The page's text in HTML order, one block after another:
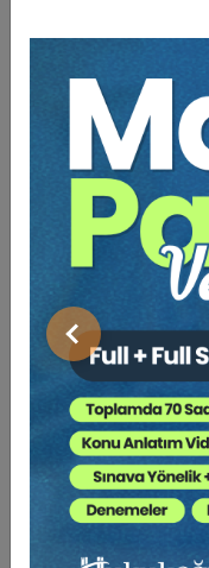
Önceki
BENZER VIDEO
Video Eğitim
Tüketici